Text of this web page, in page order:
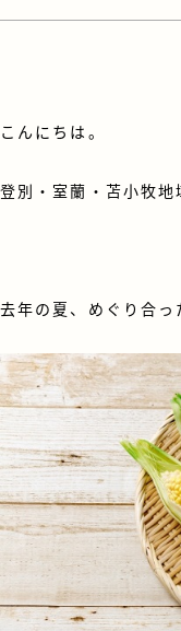
こんにちは。
登別・室蘭・苫小牧地
去年の夏、めぐり合